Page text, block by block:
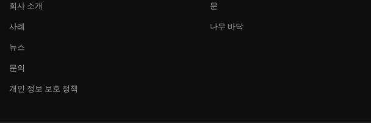
회사 소개
사례
뉴스
문의
개인 정보 보호 정책
문
나무 바닥